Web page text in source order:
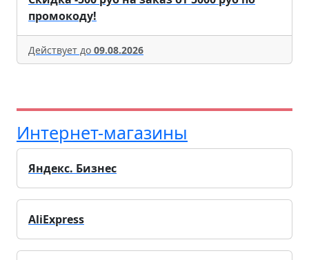
промокоду!
Действует до 09.08.2026
Интернет-магазины
Яндекс. Бизнес
AliExpress